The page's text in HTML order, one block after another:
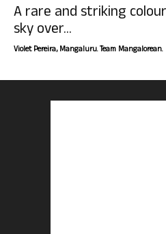
A rare and striking
sky over...
Violet Pereira, Mangaluru. Team Mangalorean.